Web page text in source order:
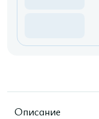
Описание